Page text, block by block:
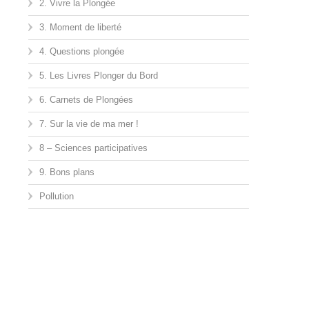
2. Vivre la Plongée
3. Moment de liberté
4. Questions plongée
5. Les Livres Plonger du Bord
6. Carnets de Plongées
7. Sur la vie de ma mer !
8 – Sciences participatives
9. Bons plans
Pollution